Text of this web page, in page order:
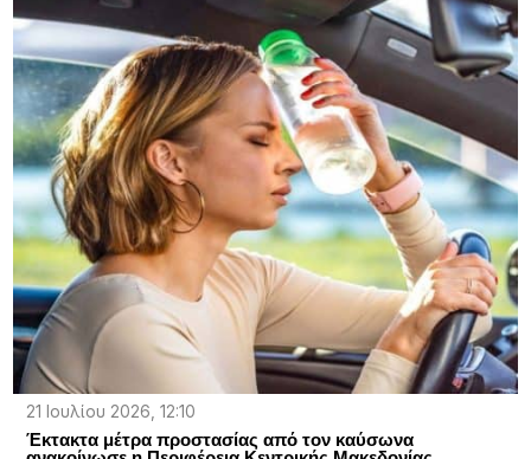
21 Ιουλίου 2026, 12:10
Έκτακτα μέτρα προστασίας από τον καύσωνα